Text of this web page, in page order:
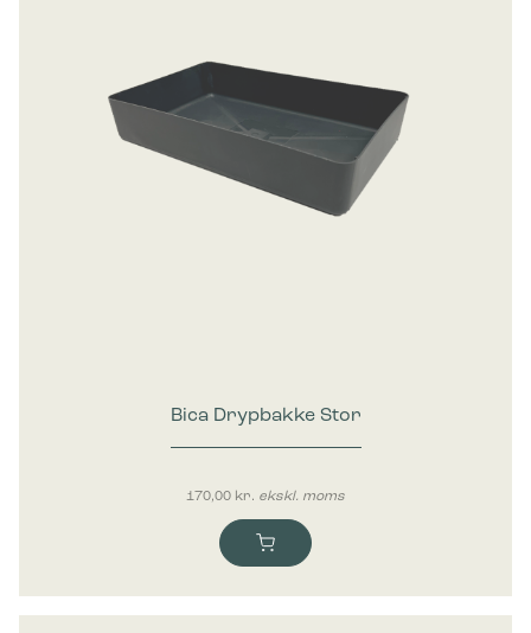
Bica Drypbakke Stor
170,00 kr. ekskl. moms